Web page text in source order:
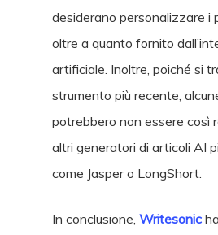
desiderano personalizzare i
oltre a quanto fornito
artificiale. Inoltre, poiché si
strumento più recente,
potrebbero non essere così
altri generatori di articoli AI
come Jasper o LongShort.
In conclusione,Writesonic